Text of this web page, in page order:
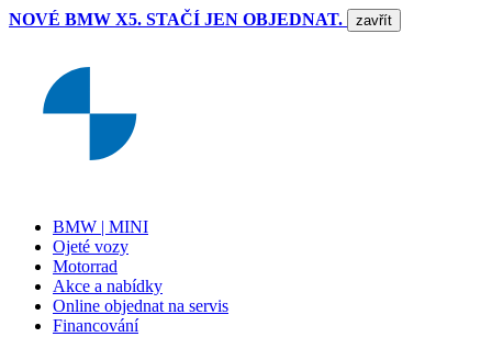
NOVÉ BMW X5. STAČÍ JEN OBJEDNAT. zavřít
BMW | MINI
Ojeté vozy
Motorrad
Akce a nabídky
Online objednat na servis
Financování